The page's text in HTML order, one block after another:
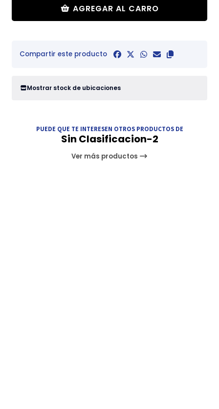
AGREGAR AL CARRO
Compartir este producto
Mostrar stock de ubicaciones
PUEDE QUE TE INTERESEN OTROS PRODUCTOS DE
Sin Clasificacion-2
Ver más productos